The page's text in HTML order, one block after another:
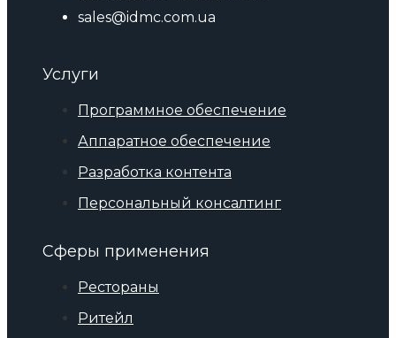
sales@idmc.com.ua
Услуги
Программное обеспечение
Аппаратное обеспечение
Разработка контента
Персональный консалтинг
Сферы применения
Рестораны
Ритейл